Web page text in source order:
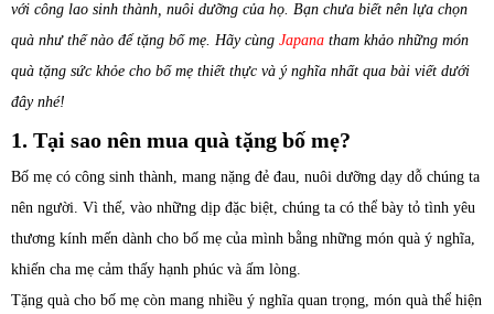
với công lao sinh thành, nuôi dưỡng của họ. Bạn chưa biết nên lựa chọn
quà như thế nào để tặng bố mẹ. Hãy cùng Japana tham khảo những món
quà tặng sức khỏe cho bố mẹ thiết thực và ý nghĩa nhất qua bài viết dưới
đây nhé!
1. Tại sao nên mua quà tặng bố mẹ?
Bố mẹ có công sinh thành, mang nặng đẻ đau, nuôi dưỡng dạy dỗ chúng ta
nên người. Vì thế, vào những dịp đặc biệt, chúng ta có thể bày tỏ tình yêu
thương kính mến dành cho bố mẹ của mình bằng những món quà ý nghĩa,
khiến cha mẹ cảm thấy hạnh phúc và ấm lòng.
Tặng quà cho bố mẹ còn mang nhiều ý nghĩa quan trọng, món quà thể hiện